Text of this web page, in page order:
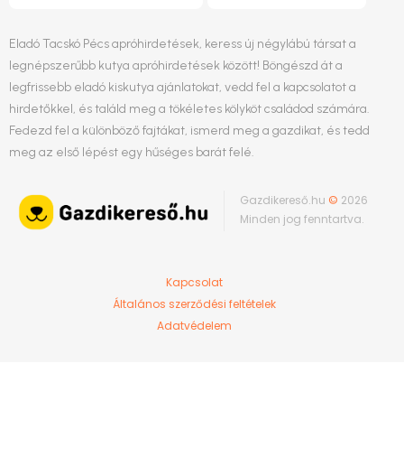
Eladó Tacskó Pécs apróhirdetések, keress új négylábú társat a
legnépszerűbb kutya apróhirdetések között! Böngészd át a
legfrissebb eladó kiskutya ajánlatokat, vedd fel a kapcsolatot a
hirdetőkkel, és találd meg a tökéletes kölyköt családod számára.
Fedezd fel a különböző fajtákat, ismerd meg a gazdikat, és tedd
meg az első lépést egy hűséges barát felé.
Gazdikereső.hu © 2026
Minden jog fenntartva.
Kapcsolat
Általános szerződési feltételek
Adatvédelem